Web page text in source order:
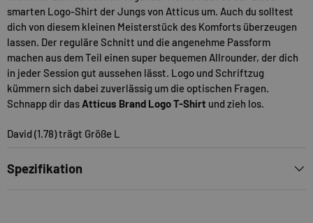
smarten Logo-Shirt der Jungs von Atticus um. Auch du solltest
dich von diesem kleinen Meisterstück des Komforts überzeugen
lassen. Der reguläre Schnitt und die angenehme Passform
machen aus dem Teil einen super bequemen Allrounder, der dich
in jeder Session gut aussehen lässt. Logo und Schriftzug
kümmern sich dabei zuverlässig um die optischen Fragen.
Schnapp dir dasAtticus Brand Logo T-Shirt und zieh los.
David (1.78) trägt Größe L
Spezifikation